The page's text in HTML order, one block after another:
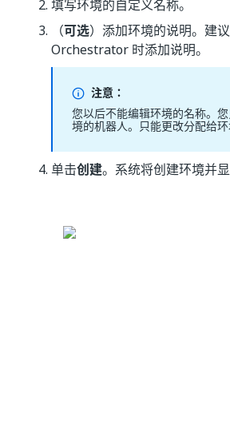
填写环境的自定义名称。
（可选）添加环境的说明。建
Orchestrator 时添加说明。
注意：
您以后不能编辑环境的名称。
境的机器人。只能更改分配给环
单击创建。系统将创建环境并